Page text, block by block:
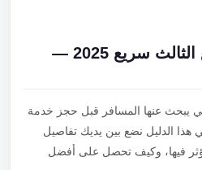
أسعار تاكسي التجمع الثالث سريع 2025 —
يبحث عنها المسافر قبل حجز خدمة
الدليل نضع بين يديك تفاصيل
فيها، وكيف تحصل على أفضل